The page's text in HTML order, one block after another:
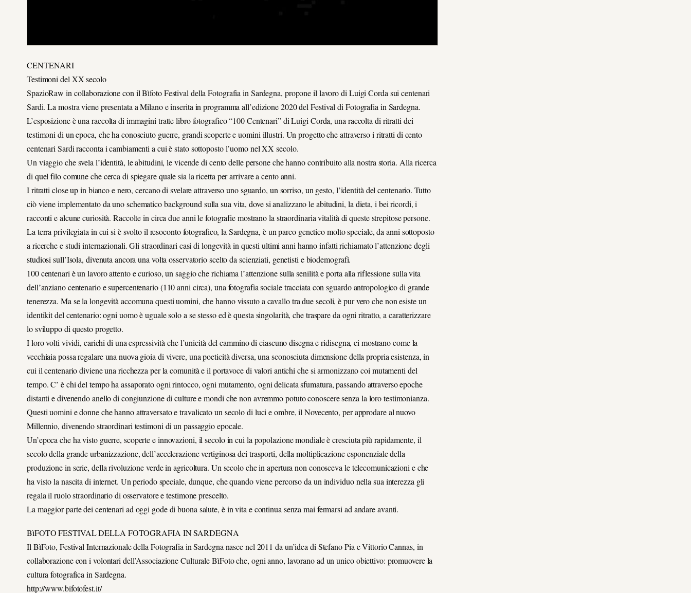
CENTENARI
Testimoni del XX secolo
SpazioRaw in collaborazione con il Bìfoto Festival della Fotografia in Sardegna, propone il lavoro di Luigi Corda sui centenari
Sardi. La mostra viene presentata a Milano e inserita in programma all’edizione 2020 del Festival di Fotografia in Sardegna.
L’esposizione è una raccolta di immagini tratte libro fotografico “100 Centenari” di Luigi Corda, una raccolta di ritratti dei
testimoni di un epoca, che ha conosciuto guerre, grandi scoperte e uomini illustri. Un progetto che attraverso i ritratti di cento
centenari Sardi racconta i cambiamenti a cui è stato sottoposto l’uomo nel XX secolo.
Un viaggio che svela l’identità, le abitudini, le vicende di cento delle persone che hanno contribuito alla nostra storia. Alla ricerca
di quel filo comune che cerca di spiegare quale sia la ricetta per arrivare a cento anni.
I ritratti close up in bianco e nero, cercano di svelare attraverso uno sguardo, un sorriso, un gesto, l’identità del centenario. Tutto
ciò viene implementato da uno schematico background sulla sua vita, dove si analizzano le abitudini, la dieta, i bei ricordi, i
racconti e alcune curiosità. Raccolte in circa due anni le fotografie mostrano la straordinaria vitalità di queste strepitose persone.
La terra privilegiata in cui si è svolto il resoconto fotografico, la Sardegna, è un parco genetico molto speciale, da anni sottoposto
a ricerche e studi internazionali. Gli straordinari casi di longevità in questi ultimi anni hanno infatti richiamato l’attenzione degli
studiosi sull’Isola, divenuta ancora una volta osservatorio scelto da scienziati, genetisti e biodemografi.
100 centenari è un lavoro attento e curioso, un saggio che richiama l’attenzione sulla senilità e porta alla riflessione sulla vita
dell’anziano centenario e supercentenario (110 anni circa), una fotografia sociale tracciata con sguardo antropologico di grande
tenerezza. Ma se la longevità accomuna questi uomini, che hanno vissuto a cavallo tra due secoli, è pur vero che non esiste un
identikit del centenario: ogni uomo è uguale solo a se stesso ed è questa singolarità, che traspare da ogni ritratto, a caratterizzare
lo sviluppo di questo progetto.
I loro volti vividi, carichi di una espressività che l’unicità del cammino di ciascuno disegna e ridisegna, ci mostrano come la
vecchiaia possa regalare una nuova gioia di vivere, una poeticità diversa, una sconosciuta dimensione della propria esistenza, in
cui il centenario diviene una ricchezza per la comunità e il portavoce di valori antichi che si armonizzano coi mutamenti del
tempo. C’ è chi del tempo ha assaporato ogni rintocco, ogni mutamento, ogni delicata sfumatura, passando attraverso epoche
distanti e divenendo anello di congiunzione di culture e mondi che non avremmo potuto conoscere senza la loro testimonianza.
Questi uomini e donne che hanno attraversato e travalicato un secolo di luci e ombre, il Novecento, per approdare al nuovo
Millennio, divenendo straordinari testimoni di un passaggio epocale.
Un’epoca che ha visto guerre, scoperte e innovazioni, il secolo in cui la popolazione mondiale è cresciuta più rapidamente, il
secolo della grande urbanizzazione, dell’accelerazione vertiginosa dei trasporti, della moltiplicazione esponenziale della
produzione in serie, della rivoluzione verde in agricoltura. Un secolo che in apertura non conosceva le telecomunicazioni e che
ha visto la nascita di internet. Un periodo speciale, dunque, che quando viene percorso da un individuo nella sua interezza gli
regala il ruolo straordinario di osservatore e testimone prescelto.
La maggior parte dei centenari ad oggi gode di buona salute, è in vita e continua senza mai fermarsi ad andare avanti.
BìFOTO FESTIVAL DELLA FOTOGRAFIA IN SARDEGNA
Il BìFoto, Festival Internazionale della Fotografia in Sardegna nasce nel 2011 da un’idea di Stefano Pia e Vittorio Cannas, in
collaborazione con i volontari dell’Associazione Culturale BìFoto che, ogni anno, lavorano ad un unico obiettivo: promuovere la
cultura fotografica in Sardegna.
http://www.bifotofest.it/